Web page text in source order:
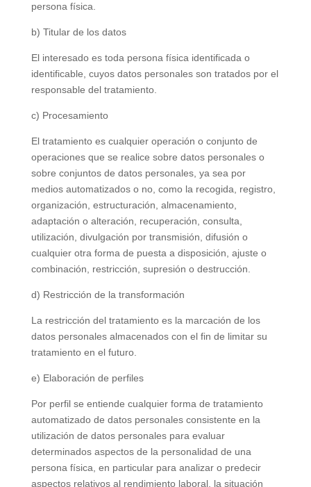
persona física.
b) Titular de los datos
El interesado es toda persona física identificada o
identificable, cuyos datos personales son tratados por el
responsable del tratamiento.
c) Procesamiento
El tratamiento es cualquier operación o conjunto de
operaciones que se realice sobre datos personales o
sobre conjuntos de datos personales, ya sea por
medios automatizados o no, como la recogida, registro,
organización, estructuración, almacenamiento,
adaptación o alteración, recuperación, consulta,
utilización, divulgación por transmisión, difusión o
cualquier otra forma de puesta a disposición, ajuste o
combinación, restricción, supresión o destrucción.
d) Restricción de la transformación
La restricción del tratamiento es la marcación de los
datos personales almacenados con el fin de limitar su
tratamiento en el futuro.
e) Elaboración de perfiles
Por perfil se entiende cualquier forma de tratamiento
automatizado de datos personales consistente en la
utilización de datos personales para evaluar
determinados aspectos de la personalidad de una
persona física, en particular para analizar o predecir
aspectos relativos al rendimiento laboral, la situación